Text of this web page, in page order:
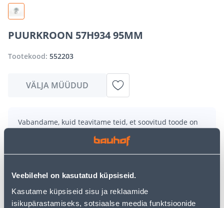
Veebilehel on kasutatud küpsiseid.
Kasutame küpsiseid sisu ja reklaamide
isikupärastamiseks, sotsiaalse meedia funktsioonide
PUURKROON 57H934 95MM
Tootekood: 552203
VÄLJA MÜÜDUD
Vabandame, kuid teavitame teid, et soovitud toode on
pakume suurepäraseid alternatiive samast
tootekategooriast, mis võivad teile sama palju rõõmu
Teie ostlemisrõõm ei pea aga siin lõppema - oma
uurimistööd saate jätkata, naastes
kasutades meie võimsat otsingufunktsiooni, et leida
veelgi meelepärasemad valikuid. Head ostlemist!